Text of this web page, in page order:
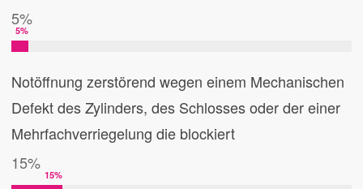
5%
5%
Notöffnung zerstörend wegen einem Mechanischen
Defekt des Zylinders, des Schlosses oder der einer
Mehrfachverriegelung die blockiert
15%
15%